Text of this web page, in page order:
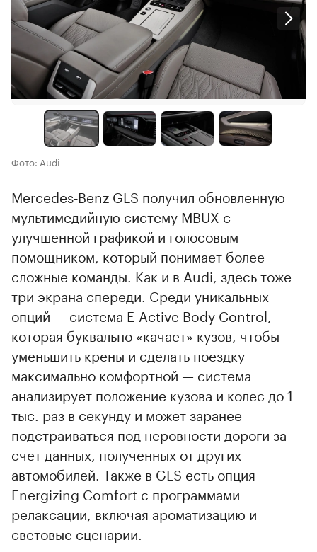
Фото: Audi
Mercedes‑Benz GLS получил обновленную
мультимедийную систему MBUX с
улучшенной графикой и голосовым
помощником, который понимает более
сложные команды. Как и в Audi, здесь тоже
три экрана спереди. Среди уникальных
опций — система E-Active Body Control,
которая буквально «качает» кузов, чтобы
уменьшить крены и сделать поездку
максимально комфортной — система
анализирует положение кузова и колес до 1
тыс. раз в секунду и может заранее
подстраиваться под неровности дороги за
счет данных, полученных от других
автомобилей. Также в GLS есть опция
Energizing Comfort с программами
релаксации, включая ароматизацию и
световые сценарии.